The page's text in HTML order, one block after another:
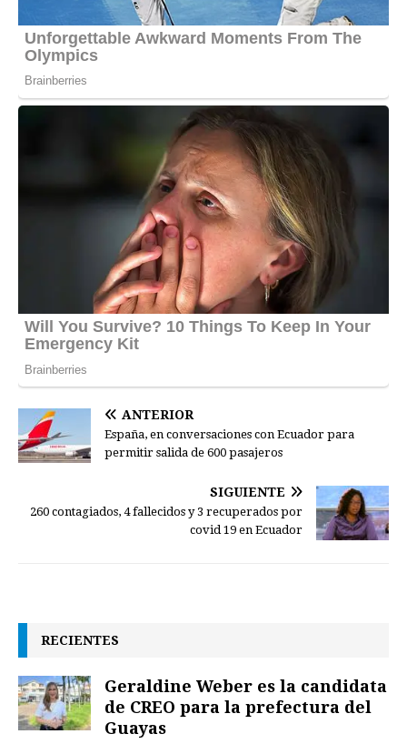
ANTERIOR
España, en conversaciones con Ecuador para
permitir salida de 600 pasajeros
SIGUIENTE
260 contagiados, 4 fallecidos y 3 recuperados por
covid 19 en Ecuador
RECIENTES
Geraldine Weber es la candidata
de CREO para la prefectura del
Guayas